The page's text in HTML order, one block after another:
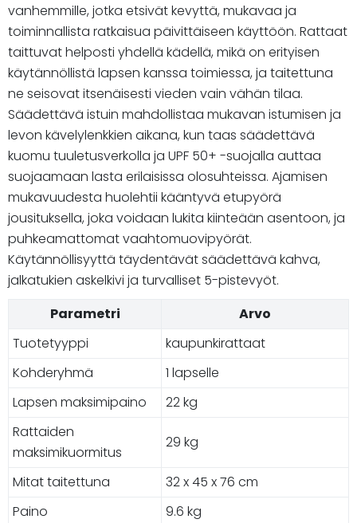
vanhemmille, jotka etsivät kevyttä, mukavaa ja
toiminnallista ratkaisua päivittäiseen käyttöön. Rattaat
taittuvat helposti yhdellä kädellä, mikä on erityisen
käytännöllistä lapsen kanssa toimiessa, ja taitettuna
ne seisovat itsenäisesti vieden vain vähän tilaa.
Säädettävä istuin mahdollistaa mukavan istumisen ja
levon kävelylenkkien aikana, kun taas säädettävä
kuomu tuuletusverkolla ja UPF 50+ -suojalla auttaa
suojaamaan lasta erilaisissa olosuhteissa. Ajamisen
mukavuudesta huolehtii kääntyvä etupyörä
jousituksella, joka voidaan lukita kiinteään asentoon, ja
puhkeamattomat vaahtomuovipyörät.
Käytännöllisyyttä täydentävät säädettävä kahva,
jalkatukien askelkivi ja turvalliset 5-pistevyöt.
Parametri
Arvo
Tuotetyyppi
kaupunkirattaat
Kohderyhmä
1 lapselle
Lapsen maksimipaino
22 kg
Rattaiden
maksimikuormitus
29 kg
Mitat taitettuna
32 x 45 x 76 cm
Paino
9.6 kg